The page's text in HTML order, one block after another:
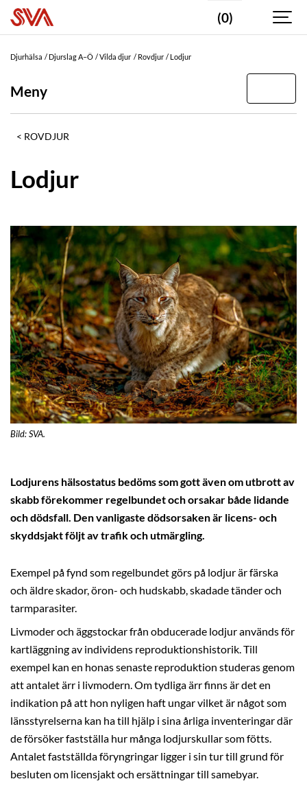
(0)
Djurhälsa Djurslag A–Ö Vilda djur Rovdjur Lodjur
Meny
ROVDJUR
Lodjur
Bild: SVA.
Lodjurens hälsostatus bedöms som gott även om utbrott av
skabb förekommer regelbundet och orsakar både lidande
och dödsfall. Den vanligaste dödsorsaken är licens- och
skyddsjakt följt av trafik och utmärgling.
Exempel på fynd som regelbundet görs på lodjur är färska
och äldre skador, öron- och hudskabb, skadade tänder och
tarmparasiter.
Livmoder och äggstockar från obducerade lodjur används för
kartläggning av individens reproduktionshistorik. Till
exempel kan en honas senaste reproduktion studeras genom
att antalet ärr i livmodern. Om tydliga ärr finns är det en
indikation på att hon nyligen haft ungar vilket är något som
länsstyrelserna kan ha till hjälp i sina årliga inventeringar där
de försöker fastställa hur många lodjurskullar som fötts.
Antalet fastställda föryngringar ligger i sin tur till grund för
besluten om licensjakt och ersättningar till samebyar.